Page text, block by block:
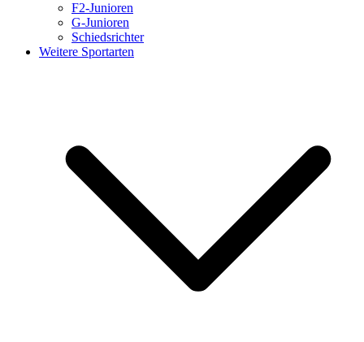
F2-Junioren
G-Junioren
Schiedsrichter
Weitere Sportarten